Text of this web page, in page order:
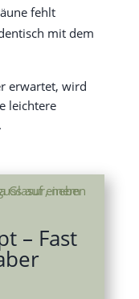
fehlt
mit dem
erwartet, wird
leichtere
– Fast